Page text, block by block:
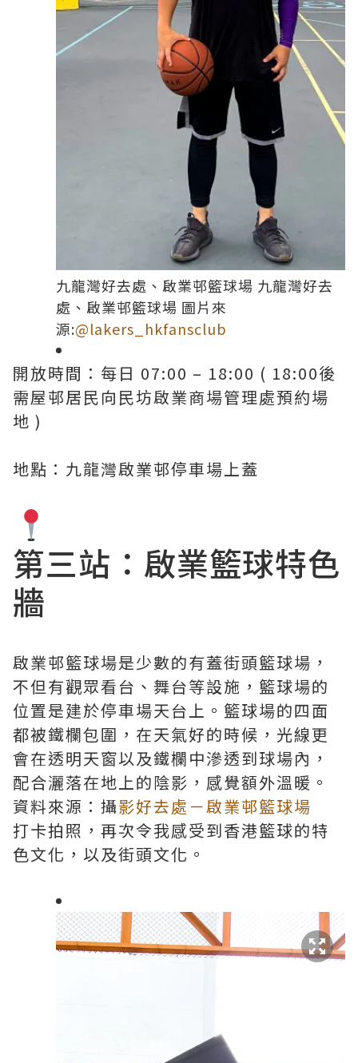
九龍灣好去處、啟業邨籃球場 九龍灣好去
處、啟業邨籃球場 圖片來
源:@lakers_hkfansclub
開放時間：每日 07:00 – 18:00 ( 18:00後
需屋邨居民向民坊啟業商場管理處預約場
地 )
地點：九龍灣啟業邨停車場上蓋
第三站：啟業籃球特色
牆
啟業邨籃球場是少數的有蓋街頭籃球場，
不但有觀眾看台、舞台等設施，籃球場的
位置是建於停車場天台上。籃球場的四面
都被鐵欄包圍，在天氣好的時候，光線更
會在透明天窗以及鐵欄中滲透到球場內，
配合灑落在地上的陰影，感覺額外溫暖。
資料來源：攝影好去處－啟業邨籃球場
打卡拍照，再次令我感受到香港籃球的特
色文化，以及街頭文化。